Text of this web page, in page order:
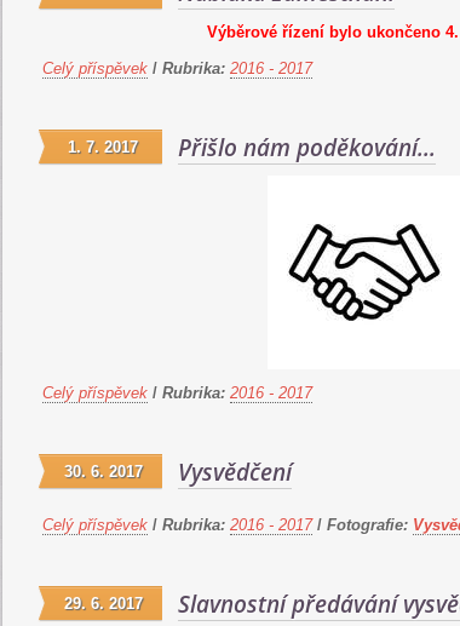
Výběrové řízení bylo ukončeno 4.
Celý příspěvek / Rubrika: 2016 - 2017
Přišlo nám poděkování...
1. 7. 2017
Celý příspěvek / Rubrika: 2016 - 2017
Vysvědčení
30. 6. 2017
Celý příspěvek / Rubrika: 2016 - 2017 / Fotografie:
Slavnostní předávání
29. 6. 2017